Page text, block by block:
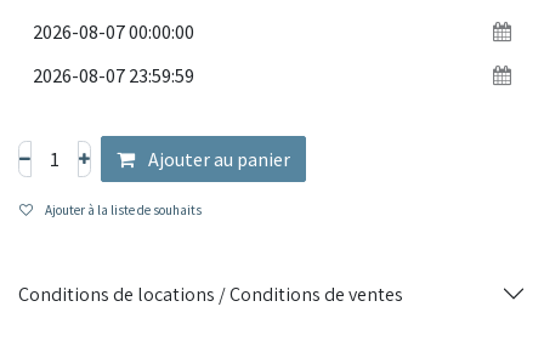
Ajouter au panier
Ajouter à la liste de souhaits
Conditions de locations / Conditions de ventes